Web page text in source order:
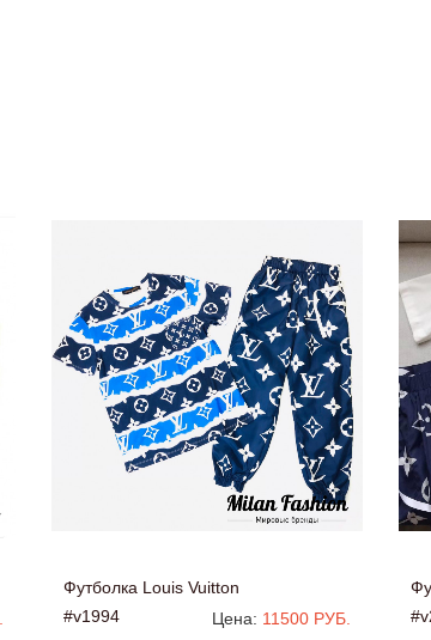
Футболка Louis Vuitton
#v1994
Цена: 11500 РУБ.